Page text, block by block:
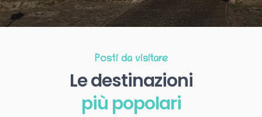
Posti da visitare
Le destinazioni
più popolari